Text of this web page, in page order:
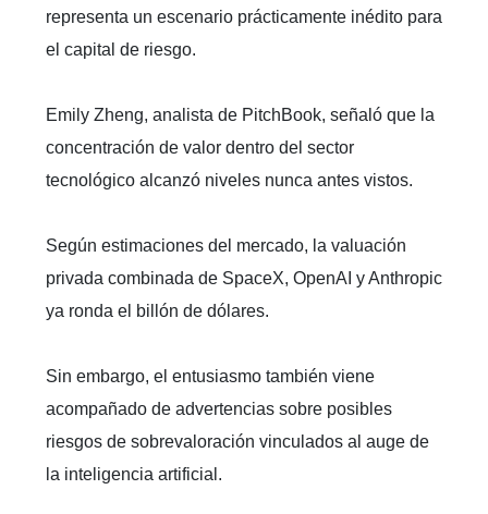
representa un escenario prácticamente inédito para
el capital de riesgo.
Emily Zheng, analista de PitchBook, señaló que la
concentración de valor dentro del sector
tecnológico alcanzó niveles nunca antes vistos.
Según estimaciones del mercado, la valuación
privada combinada de SpaceX, OpenAI y Anthropic
ya ronda el billón de dólares.
Sin embargo, el entusiasmo también viene
acompañado de advertencias sobre posibles
riesgos de sobrevaloración vinculados al auge de
la inteligencia artificial.